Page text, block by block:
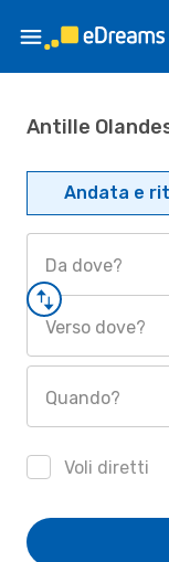
Antille
Andata e
Da dove?
Verso dove?
Quando?
Voli diretti